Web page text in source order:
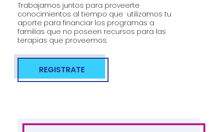
Trabajamos juntos para proveerte
conocimientos al tiempo que utilizamos tu
aporte para financiar los programas a
familias que no poseen recursos para las
terapias que proveemos.
REGISTRATE